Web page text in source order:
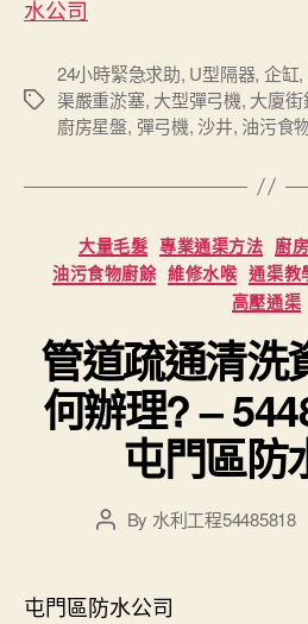
水公司
Tags
24小時緊急求助, U型隔器, 企缸,
渠嚴重淤塞, 大型彈弓機, 大廈
廚房星盤, 彈弓機,沙井, 油污食
大量毛髮 專業通渠方法 廚
油污食物廚餘 維修水喉 通渠教
高壓通渠
管道疏通清洗
何辦理? –
屯門區防
PostBy 水利工程54485818
屯門區防水公司